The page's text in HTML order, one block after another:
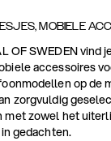
MOBIELE
OF SWEDEN vind
accessoires
op de
zorgvuldig
met zowel het
gedachten.